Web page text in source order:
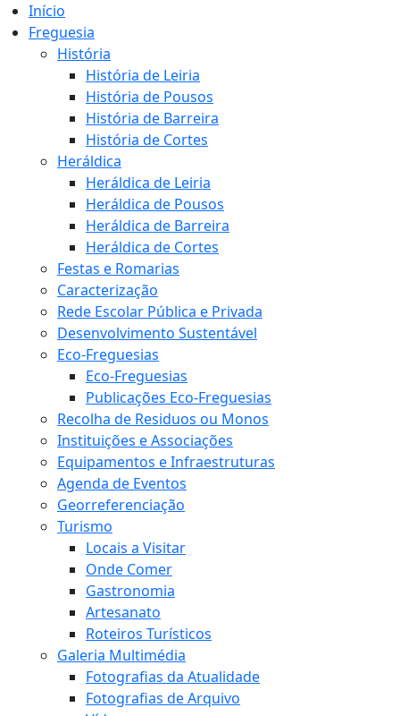
Início
Freguesia
História
História de Leiria
História de Pousos
História de Barreira
História de Cortes
Heráldica
Heráldica de Leiria
Heráldica de Pousos
Heráldica de Barreira
Heráldica de Cortes
Festas e Romarias
Caracterização
Rede Escolar Pública e Privada
Desenvolvimento Sustentável
Eco-Freguesias
Eco-Freguesias
Publicações Eco-Freguesias
Recolha de Residuos ou Monos
Instituições e Associações
Equipamentos e Infraestruturas
Agenda de Eventos
Georreferenciação
Turismo
Locais a Visitar
Onde Comer
Gastronomia
Artesanato
Roteiros Turísticos
Galeria Multimédia
Fotografias da Atualidade
Fotografias de Arquivo